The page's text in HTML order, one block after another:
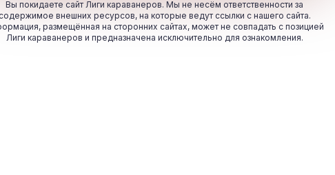
Вы покидаете сайт Лиги караванеров. Мы не несём ответственности за
внешних ресурсов, на которые ведут ссылки с нашего сайта.
размещённая на сторонних сайтах, может не совпадать с позицией
Лиги караванеров и предназначена исключительно для ознакомления.